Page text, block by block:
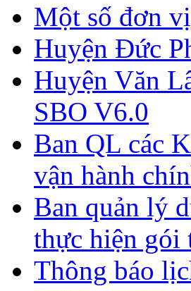
Một số đơn
Huyện Đức
Huyện Văn
SBO V6.0
Ban QL các
vận hành
Ban quản lý
thực hiện gói
Thông báo